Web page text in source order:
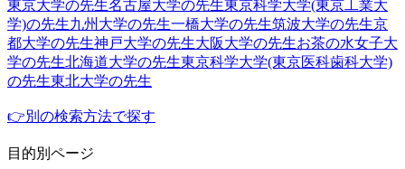
東京大学の先生名古屋大学の先生東京科学大学(東京工業大
学)の先生九州大学の先生一橋大学の先生筑波大学の先生京
都大学の先生神戸大学の先生大阪大学の先生お茶の水女子大
学の先生北海道大学の先生東京科学大学(東京医科歯科大学)
の先生東北大学の先生
👉別の検索方法で探す
目的別ページ